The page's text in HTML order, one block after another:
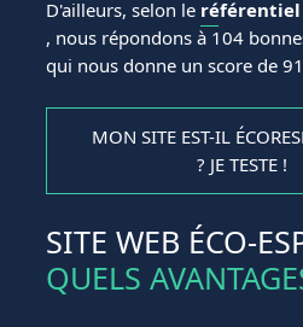
D'ailleurs, selon le référentiel
, nous répondons à 104
qui nous donne un score de
MON SITE EST-IL
? JE TESTE !
SITE WEB ÉCO-
QUELS